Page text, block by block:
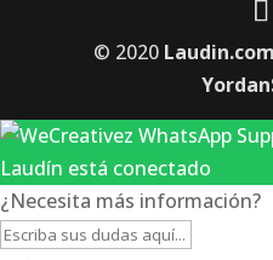
© 2020 Laudin.com
Laudín está conectado
¿Necesita más información?